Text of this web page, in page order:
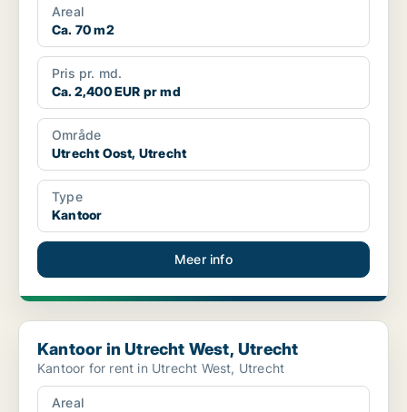
Areal
Ca. 70 m2
Pris pr. md.
Ca. 2,400 EUR pr md
Område
Utrecht Oost, Utrecht
Type
Kantoor
Meer info
Kantoor in Utrecht West, Utrecht
Kantoor in Utrecht West, Utrecht
Kantoor for rent in Utrecht West, Utrecht
Areal